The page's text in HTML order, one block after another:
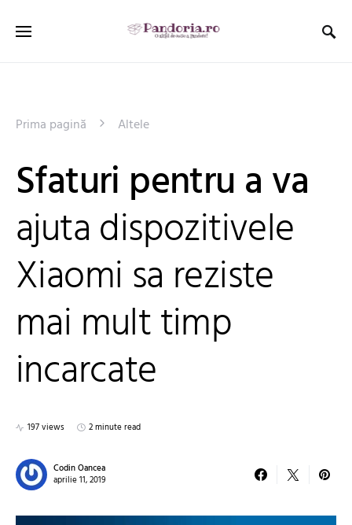
Prima pagină Altele
Sfaturi pentru a va
ajuta dispozitivele
Xiaomi sa reziste
mai mult timp
incarcate
197 views 2 minute read
Codin Oancea
aprilie 11, 2019